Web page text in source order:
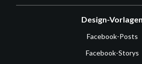
Design-Vorlagen
Facebook-Posts
Facebook-Storys